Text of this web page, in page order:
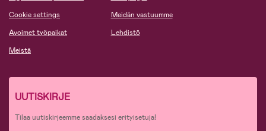
Cookie settings
Avoimet työpaikat
Meistä
Meidän vastuumme
Lehdistö
UUTISKIRJE
Tilaa uutiskirjeemme saadaksesi erityisetuja!